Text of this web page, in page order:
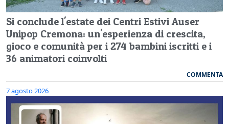
Si conclude l'estate dei Centri Estivi Auser
Unipop Cremona: un'esperienza di crescita,
gioco e comunità per i 274 bambini iscritti e i
36 animatori coinvolti
COMMENTA
7 agosto 2026